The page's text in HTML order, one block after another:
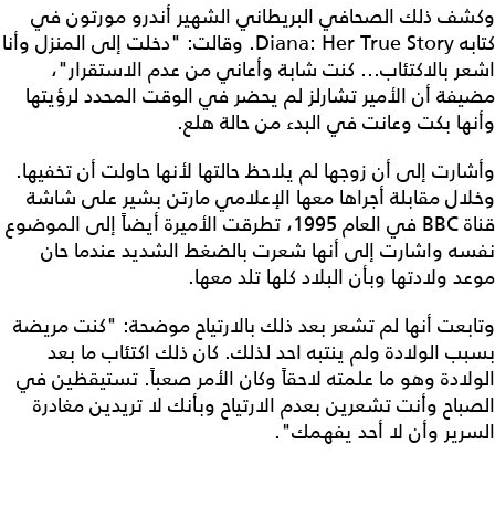
وكشف ذلك الصحافي البريطاني الشهير أندرو مورتون في
كتابه Diana: Her True Story. وقالت: "دخلت إلى المنزل وأنا
اشعر بالاكتئاب... كنت شابة وأعاني من عدم الاستقرار"،
مضيفة أن الأمير تشارلز لم يحضر في الوقت المحدد لرؤيتها
وأنها بكت وعانت في البدء من حالة هلع.
وأشارت إلى أن زوجها لم يلاحظ حالتها لأنها حاولت أن تخفيها.
وخلال مقابلة أجراها معها الإعلامي مارتن بشير على شاشة
قناة BBC في العام 1995، تطرقت الأميرة أيضاً إلى الموضوع
نفسه واشارت إلى أنها شعرت بالضغط الشديد عندما حان
موعد ولادتها وبأن البلاد كلها تلد معها.
وتابعت أنها لم تشعر بعد ذلك بالارتياح موضحة: "كنت مريضة
بسبب الولادة ولم ينتبه احد لذلك. كان ذلك اكتئاب ما بعد
الولادة وهو ما علمته لاحقاً وكان الأمر صعباً. تستيقظين في
الصباح وأنت تشعرين بعدم الارتياح وبأنك لا تريدين مغادرة
السرير وأن لا أحد يفهمك".